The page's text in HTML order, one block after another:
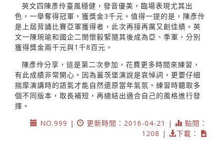
英文四陳彥伶臺風穩健，發音優美，臨場表現尤其出
色，一舉奪得冠軍，獲獎金3千元。值得一提的是，陳彥伶
是上屆背誦比賽亞軍獲得者，此次再接再厲又創佳績。英
文一陳琬瑜和國企二閔懷毅緊隨其後成為亞、季軍，分別
獲得獎金兩千元與1千8百元。
陳彥伶分享，這是第二次參加，花費更多時間來練習，
有此成績非常開心。因為蓋茨堡演說是哀悼詞，更要仔細
揣摩演講時的語氣才能自然還原當年氣氛。練習時聽取多
個不同版本，取長補短，再總結出適合自己的風格進行發
揮。
NO.999 |
更新時間：2016-04-21 |
點閱：
1208 |
下載：